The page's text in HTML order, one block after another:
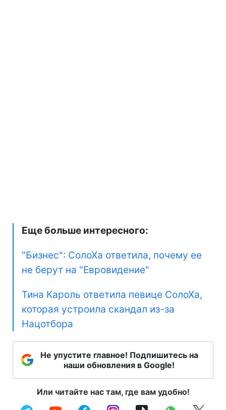
Еще больше интересного:
"Бизнес": СолоХа ответила, почему ее
не берут на "Евровидение"
Тина Кароль ответила певице СолоХа,
которая устроила скандал из-за
Нацотбора
Не упустите главное! Подпишитесь на
наши обновления в Google!
Или читайте нас там, где вам удобно!